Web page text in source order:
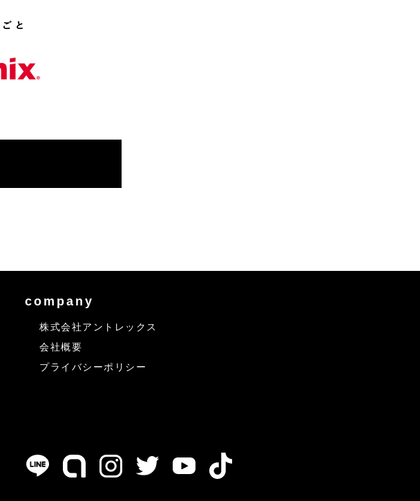
company
株式会社アントレックス
会社概要
プライバシーポリシー